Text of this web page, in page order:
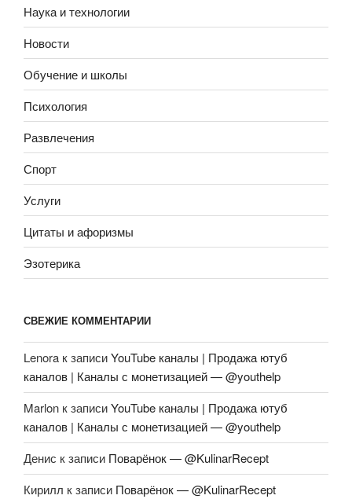
Наука и технологии
Новости
Обучение и школы
Психология
Развлечения
Спорт
Услуги
Цитаты и афоризмы
Эзотерика
СВЕЖИЕ КОММЕНТАРИИ
Lenora к записиYouTube каналы | Продажа ютуб
каналов | Каналы с монетизацией — @youthelp
Marlon к записиYouTube каналы | Продажа ютуб
каналов | Каналы с монетизацией — @youthelp
Денис к записи Поварёнок — @KulinarRecept
Кирилл к записи Поварёнок — @KulinarRecept